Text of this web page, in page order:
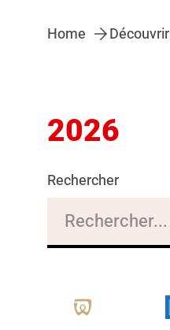
Home Découvrir
2026
Rechercher